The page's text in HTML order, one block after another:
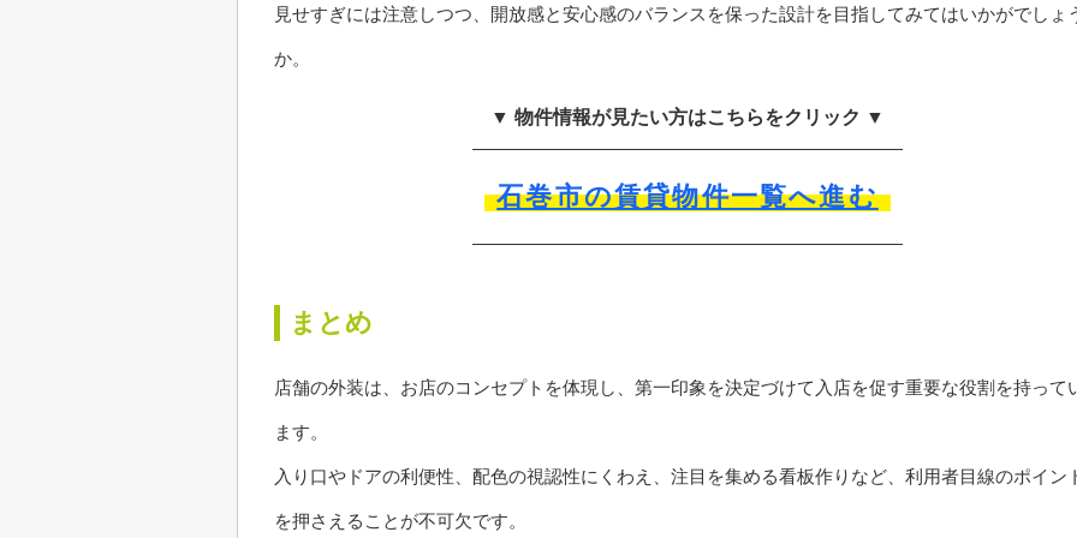
見せすぎには注意しつつ、開放感と安心感のバランスを保った設計を目指してみてはいかがでしょ
か。
▼ 物件情報が見たい方はこちらをクリック ▼
石巻市の賃貸物件一覧へ進む
まとめ
店舗の外装は、お店のコンセプトを体現し、第一印象を決定づけて入店を促す重要な役割を持って
ます。
入り口やドアの利便性、配色の視認性にくわえ、注目を集める看板作りなど、利用者目線のポイン
を押さえることが不可欠です。